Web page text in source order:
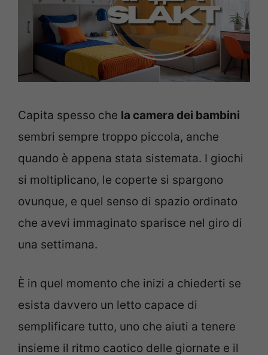
Capita spesso che la camera dei bambini
sembri sempre troppo piccola, anche
quando è appena stata sistemata. I giochi
si moltiplicano, le coperte si spargono
ovunque, e quel senso di spazio ordinato
che avevi immaginato sparisce nel giro di
una settimana.
È in quel momento che inizi a chiederti se
esista davvero un letto capace di
semplificare tutto, uno che aiuti a tenere
insieme il ritmo caotico delle giornate e il